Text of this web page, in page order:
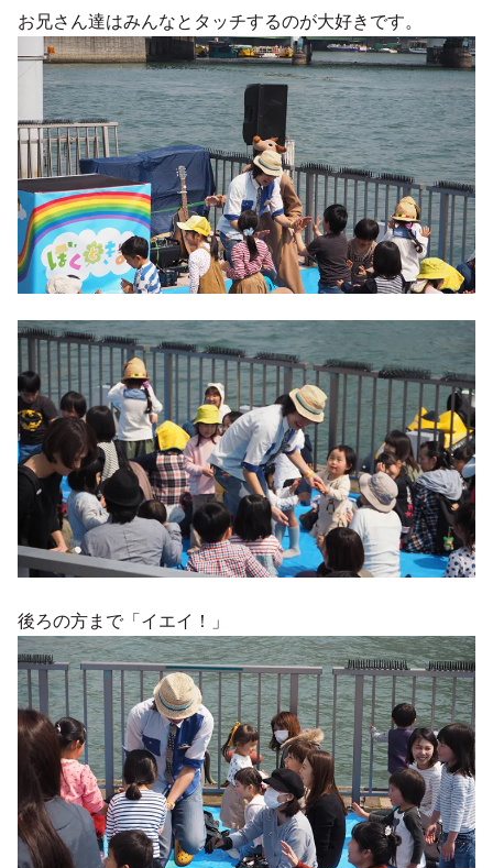
お兄さん達はみんなとタッチするのが大好きです。
後ろの方まで「イエイ！」